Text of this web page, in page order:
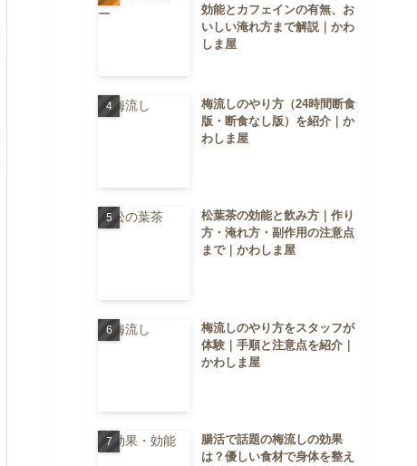
効能とカフェインの有無、お
いしい淹れ方まで解説｜かわ
しま屋
梅流しのやり方（24時間断食
版・断食なし版）を紹介｜か
わしま屋
松葉茶の効能と飲み方｜作り
方・淹れ方・副作用の注意点
まで｜かわしま屋
梅流しのやり方をスタッフが
体験｜手順と注意点を紹介｜
かわしま屋
腸活で話題の梅流しの効果
は？優しい食材で身体を整え